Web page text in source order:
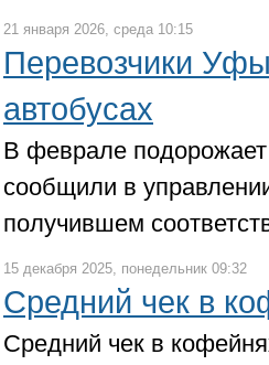
21 января 2026, среда 10:15
Перевозчики
автобусах
В феврале
сообщили в
получившем
15 декабря 2025, понедельник 09:32
Средний чек в
Средний чек в